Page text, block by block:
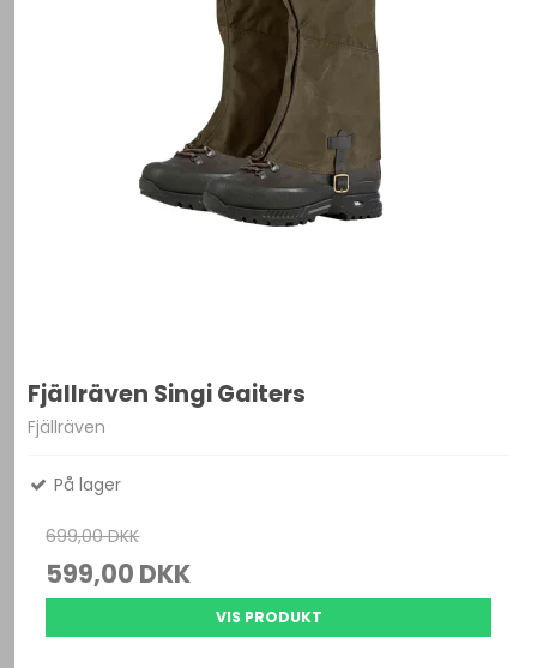
Fjällräven Singi Gaiters
Fjällräven
På lager
699,00 DKK
599,00 DKK
VIS PRODUKT